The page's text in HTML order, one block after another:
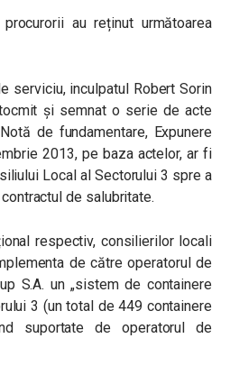
au reținut următoarea
serviciu, inculpatul Robert Sorin
și semnat o serie de acte
de fundamentare, Expunere
2013, pe baza actelor, ar fi
Local al Sectorului 3 spre a
de salubritate.
respectiv, consilierilor locali
de către operatorul de
S.A. un „sistem de containere
3 (un total de 449 containere
suportate de operatorul de